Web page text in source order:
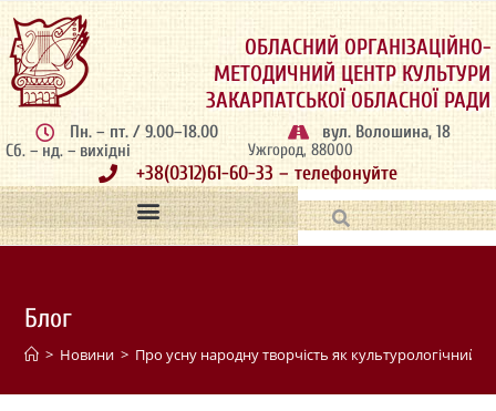
ОБЛАСНИЙ ОРГАНІЗАЦІЙНО-
МЕТОДИЧНИЙ ЦЕНТР КУЛЬТУРИ
ЗАКАРПАТСЬКОЇ ОБЛАСНОЇ РАДИ
Пн. – пт. / 9.00–18.00
Сб. – нд. – вихідні
вул. Волошина, 18
Ужгород, 88000
+38(0312)61-60-33 – телефонуйте
Блог
> Новини > Про усну народну творчість як культурологічний